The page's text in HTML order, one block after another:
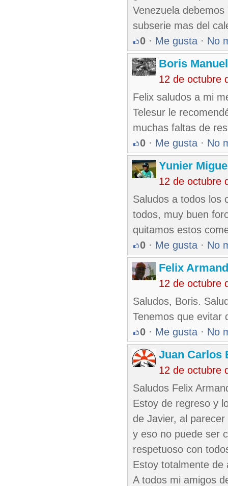
Venezuela
subserie mas del
0 · Me gusta · No
Boris
12 de octubre
Felix saludos a mi
Telesur le
muchas faltas de
0 · Me gusta · No
Yunier
12 de octubre
Saludos a todos los
todos, muy buen
quitamos estos
0 · Me gusta · No
Felix
12 de octubre
Saludos, Boris.
Tenemos que evitar
0 · Me gusta · No
Juan Carlos
12 de octubre
Saludos Felix
Estoy de regreso y
de Javier, al
y eso no puede ser
respetuoso con
Estoy totalmente de
A todos mi amigos